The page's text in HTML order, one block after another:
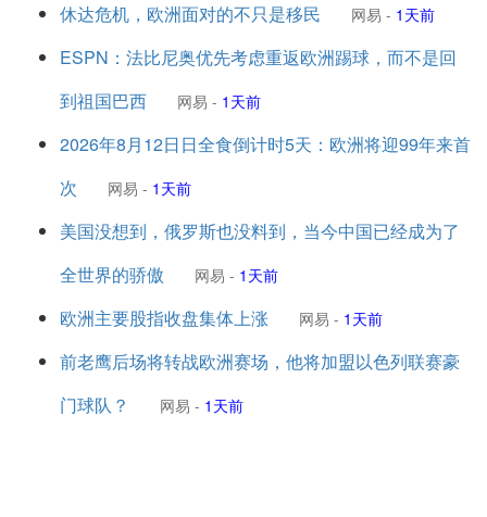
休达危机，欧洲面对的不只是移民 网易 - 1天前
ESPN：法比尼奥优先考虑重返欧洲踢球，而不是回
到祖国巴西
网易 - 1天前
2026年8月12日日全食倒计时5天：欧洲将迎99年来首
次
网易 - 1天前
美国没想到，俄罗斯也没料到，当今中国已经成为了
全世界的骄傲
网易 - 1天前
欧洲主要股指收盘集体上涨 网易 - 1天前
前老鹰后场将转战欧洲赛场，他将加盟以色列联赛豪
门球队？
网易 - 1天前